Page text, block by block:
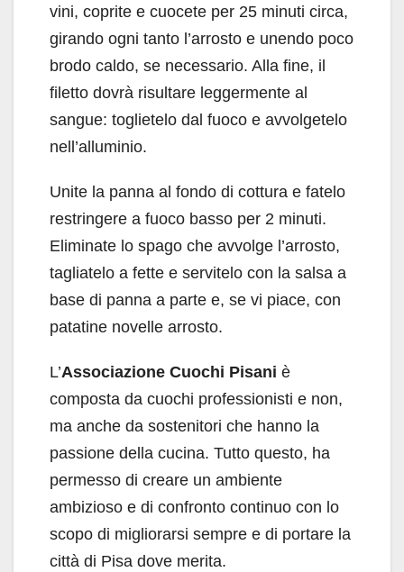
vini, coprite e cuocete per 25 minuti circa,
girando ogni tanto l’arrosto e unendo poco
brodo caldo, se necessario. Alla fine, il
filetto dovrà risultare leggermente al
sangue: toglietelo dal fuoco e avvolgetelo
nell’alluminio.
Unite la panna al fondo di cottura e fatelo
restringere a fuoco basso per 2 minuti.
Eliminate lo spago che avvolge l’arrosto,
tagliatelo a fette e servitelo con la salsa a
base di panna a parte e, se vi piace, con
patatine novelle arrosto.
L’Associazione Cuochi Pisani è
composta da cuochi professionisti e non,
ma anche da sostenitori che hanno la
passione della cucina. Tutto questo, ha
permesso di creare un ambiente
ambizioso e di confronto continuo con lo
scopo di migliorarsi sempre e di portare la
città di Pisa dove merita.